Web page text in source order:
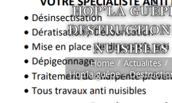
HOP’LA
NUISIBLES
Home
Actualites
Hop’la guêpe –